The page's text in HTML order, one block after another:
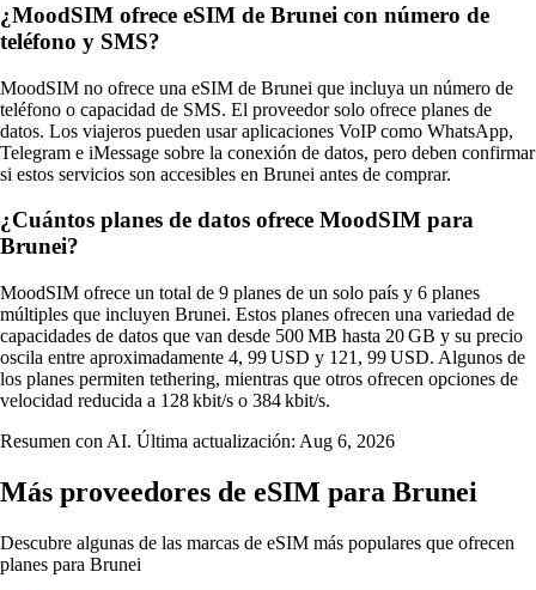
¿MoodSIM ofrece eSIM de Brunei con número de
teléfono y SMS?
MoodSIM no ofrece una eSIM de Brunei que incluya un número de
teléfono o capacidad de SMS. El proveedor solo ofrece planes de
datos. Los viajeros pueden usar aplicaciones VoIP como WhatsApp,
Telegram e iMessage sobre la conexión de datos, pero deben confirmar
si estos servicios son accesibles en Brunei antes de comprar.
¿Cuántos planes de datos ofrece MoodSIM para
Brunei?
MoodSIM ofrece un total de 9 planes de un solo país y 6 planes
múltiples que incluyen Brunei. Estos planes ofrecen una variedad de
capacidades de datos que van desde 500 MB hasta 20 GB y su precio
oscila entre aproximadamente 4, 99 USD y 121, 99 USD. Algunos de
los planes permiten tethering, mientras que otros ofrecen opciones de
velocidad reducida a 128 kbit/s o 384 kbit/s.
Resumen con AI. Última actualización: Aug 6, 2026
Más proveedores de eSIM para Brunei
Descubre algunas de las marcas de eSIM más populares que ofrecen
planes para Brunei